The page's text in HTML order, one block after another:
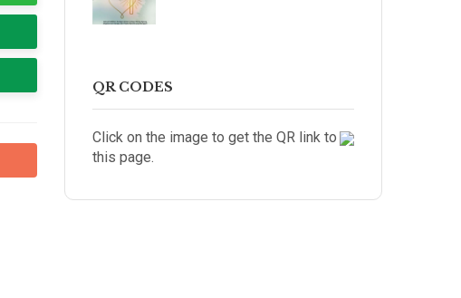
QR CODES
Click on the image to get the QR link to
this page.